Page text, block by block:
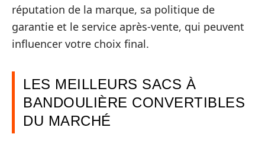
réputation de la marque, sa politique de
garantie et le service après-vente, qui peuvent
influencer votre choix final.
LES MEILLEURS SACS À
BANDOULIÈRE CONVERTIBLES
DU MARCHÉ